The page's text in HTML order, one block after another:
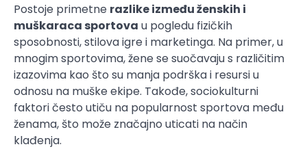
Postoje primetne razlike između ženskih i
muškaraca sportova u pogledu fizičkih
sposobnosti, stilova igre i marketinga. Na primer, u
mnogim sportovima, žene se suočavaju s različitim
izazovima kao što su manja podrška i resursi u
odnosu na muške ekipe. Takođe, sociokulturni
faktori često utiču na popularnost sportova među
ženama, što može značajno uticati na način
klađenja.